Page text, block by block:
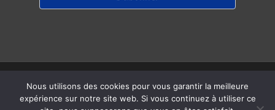
© 2026 Inter Ligere.
Nous utilisons des cookies pour vous garantir la meilleure
expérience sur notre site web. Si vous continuez à utiliser ce